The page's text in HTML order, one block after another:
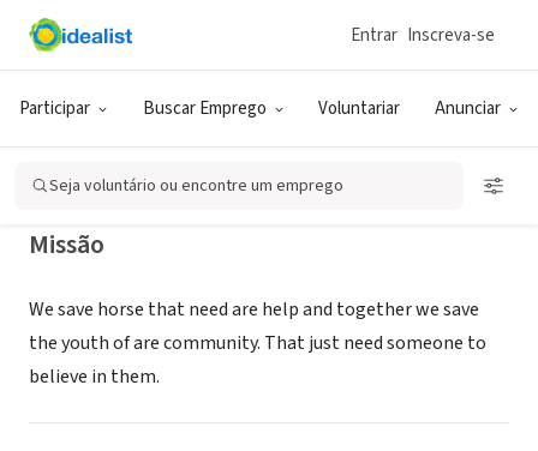
Participar Buscar Emprego Voluntariar Anunciar
Entrar Inscreva-se
Seja voluntário ou encontre um emprego
ONG (SETOR SOCIAL)
Braveheart Horse rescue
Missão
We save horse that need are help and together we save
the youth of are community. That just need someone to
believe in them.